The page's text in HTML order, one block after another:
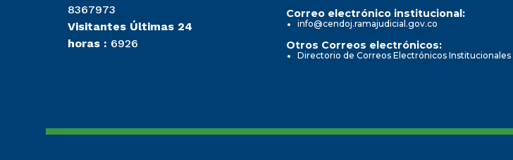
8367973
Visitantes Últimas 24
horas : 6926
Correo electrónico institucional:
info@cendoj.ramajudicial.gov.co
Otros Correos electrónicos:
Directorio de Correos Electrónicos Institucionales